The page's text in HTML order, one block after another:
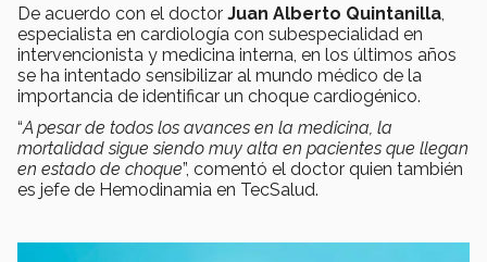
De acuerdo con el doctor Juan Alberto Quintanilla
especialista en cardiología con subespecialidad en
intervencionista y medicina interna, en los últimos años
se ha intentado sensibilizar al mundo médico de la
importancia de identificar un choque cardiogénico.
“A pesar de todos los avances en la medicina, la
mortalidad sigue siendo muy alta en pacientes que llegan
en estado de choque”, comentó el doctor quien también
es jefe de Hemodinamia en TecSalud.